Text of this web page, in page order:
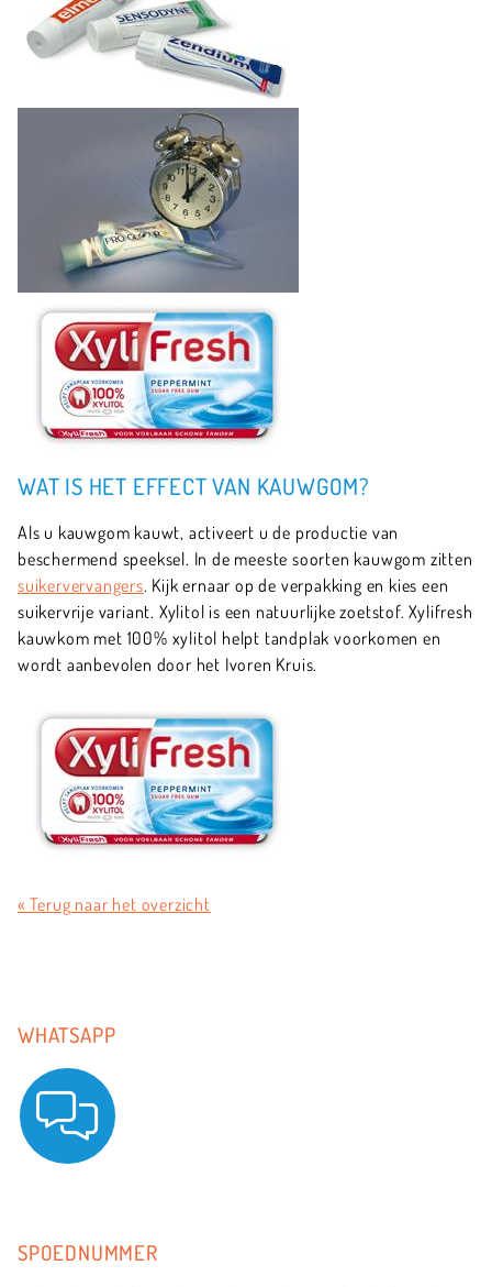
WAT IS HET EFFECT VAN KAUWGOM?
Als u kauwgom kauwt, activeert u de productie van
beschermend speeksel. In de meeste soorten kauwgom zitten
suikervervangers. Kijk ernaar op de verpakking en kies een
suikervrije variant. Xylitol is een natuurlijke zoetstof. Xylifresh
kauwkom met 100% xylitol helpt tandplak voorkomen en
wordt aanbevolen door het Ivoren Kruis.
« Terug naar het overzicht
WHATSAPP
SPOEDNUMMER